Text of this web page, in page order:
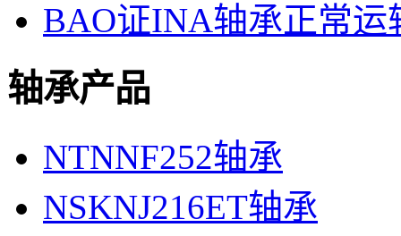
BAO证INA轴承正常运
轴承产品
NTNNF252轴承
NSKNJ216ET轴承